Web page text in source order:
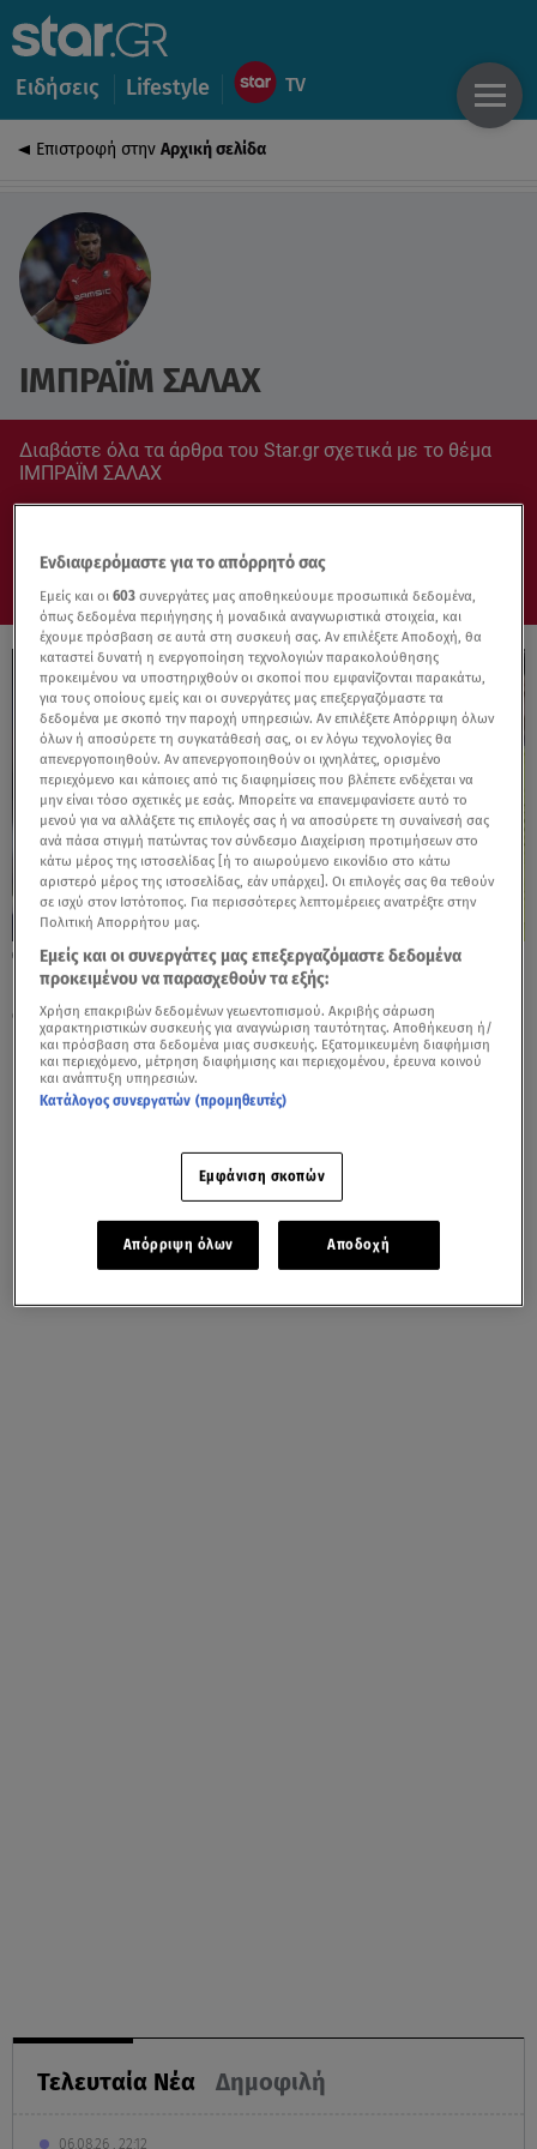
Ειδήσεις Lifestyle
Επιστροφή στην Αρχική σελίδα
ΙΜΠΡΑΪΜ ΣΑΛΑΧ
Διαβάστε όλα τα άρθρα του Star.gr σχετικά με το θέμα
ΙΜΠΡΑΪΜ ΣΑΛΑΧ
06.01.24, 17:31
Νέο σενάριο από Γαλλία - «Θέλει τον Σαλάχ
ο Ολυμπιακός»
Τελευταία Νέα Δημοφιλή
06.08.26 , 22:12
Ενδιαφερόμαστε για το απόρρητό σας
Εμείς και οι603 συνεργάτες μας αποθηκεύουμε προσωπικά δεδομένα,
όπως δεδομένα περιήγησης ή μοναδικά αναγνωριστικά στοιχεία, και
έχουμε πρόσβαση σε αυτά στη συσκευή σας. Αν επιλέξετε Αποδοχή, θα
καταστεί δυνατή η ενεργοποίηση τεχνολογιών παρακολούθησης
προκειμένου να υποστηριχθούν οι σκοποί που εμφανίζονται παρακάτω,
για τους οποίους εμείς και οι συνεργάτες μας επεξεργαζόμαστε τα
δεδομένα με σκοπό την παροχή υπηρεσιών. Αν επιλέξετε Απόρριψη όλων
όλων ή αποσύρετε τη συγκατάθεσή σας, οι εν λόγω τεχνολογίες θα
απενεργοποιηθούν. Αν απενεργοποιηθούν οι ιχνηλάτες, ορισμένο
περιεχόμενο και κάποιες από τις διαφημίσεις που βλέπετε ενδέχεται να
μην είναι τόσο σχετικές με εσάς. Μπορείτε να επανεμφανίσετε αυτό το
μενού για να αλλάξετε τις επιλογές σας ή να αποσύρετε τη συναίνεσή σας
ανά πάσα στιγμή πατώντας τον σύνδεσμο Διαχείριση προτιμήσεων στο
κάτω μέρος της ιστοσελίδας [ή το αιωρούμενο εικονίδιο στο κάτω
αριστερό μέρος της ιστοσελίδας, εάν υπάρχει]. Οι επιλογές σας θα τεθούν
σε ισχύ στον Ιστότοπος. Για περισσότερες λεπτομέρειες ανατρέξτε στην
Πολιτική Απορρήτου μας.
Εμείς και οι συνεργάτες μας επεξεργαζόμαστε δεδομένα
προκειμένου να παρασχεθούν τα εξής:
Χρήση επακριβών δεδομένων γεωεντοπισμού. Ακριβής σάρωση
χαρακτηριστικών συσκευής για αναγνώριση ταυτότητας. Αποθήκευση ή/
και πρόσβαση στα δεδομένα μιας συσκευής. Εξατομικευμένη διαφήμιση
και περιεχόμενο, μέτρηση διαφήμισης και περιεχομένου, έρευνα κοινού
και ανάπτυξη υπηρεσιών.
Κατάλογος συνεργατών (προμηθευτές)
Εμφάνιση σκοπών
Απόρριψη όλων Αποδοχή